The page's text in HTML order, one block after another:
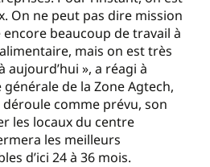
On ne peut pas dire mission
beaucoup de travail à
mais on est très
aujourd’hui », a réagi à
générale de la Zone Agtech,
déroule comme prévu, son
les locaux du centre
les meilleurs
d’ici 24 à 36 mois.